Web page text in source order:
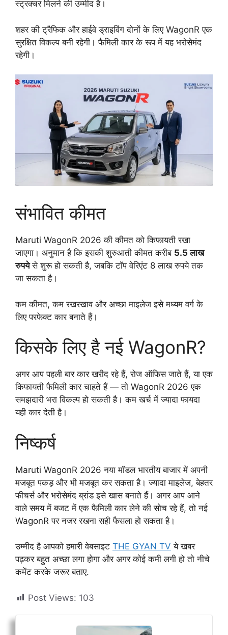
स्ट्रक्चर मिलने की उम्मीद है।
शहर की ट्रैफिक और हाईवे ड्राइविंग दोनों के लिए WagonR एक
सुरक्षित विकल्प बनी रहेगी। फैमिली कार के रूप में यह भरोसेमंद
रहेगी।
संभावित कीमत
Maruti WagonR 2026 की कीमत को किफायती रखा
जाएगा। अनुमान है कि इसकी शुरुआती कीमत करीब 5.5 लाख
रुपयेसे शुरू हो सकती है, जबकि टॉप वेरिएंट 8 लाख रुपये तक
जा सकता है।
कम कीमत, कम रखरखाव और अच्छा माइलेज इसे मध्यम वर्ग के
लिए परफेक्ट कार बनाते हैं।
किसके लिए है नई WagonR?
अगर आप पहली बार कार खरीद रहे हैं, रोज ऑफिस जाते हैं, या एक
किफायती फैमिली कार चाहते हैं — तो WagonR 2026 एक
समझदारी भरा विकल्प हो सकती है। कम खर्च में ज्यादा फायदा
यही कार देती है।
निष्कर्ष
Maruti WagonR 2026 नया मॉडल भारतीय बाजार में अपनी
मजबूत पकड़ और भी मजबूत कर सकता है। ज्यादा माइलेज, बेहतर
फीचर्स और भरोसेमंद ब्रांड इसे खास बनाते हैं। अगर आप आने
वाले समय में बजट में एक फैमिली कार लेने की सोच रहे हैं, तो नई
WagonR पर नजर रखना सही फैसला हो सकता है।
उम्मीद है आपको हमारी वेबसाइट THE GYAN TV ये खबर
पढ़कर बहुत अच्छा लगा होगा और अगर कोई कमी लगी हो तो नीचे
कमेंट करके जरूर बताए.
Post Views: 103